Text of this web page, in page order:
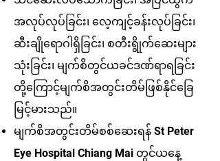
အလုပ်လုပ်ခြင်း၊ လေ့ကျင့်ခန်းလုပ်ခြင်း၊
ဆီးချိုရောဂါရှိခြင်း၊ စတီးရွိုက်ဆေးများ
သုံးခြင်း၊ မျက်စိတွင်ယခင်ဒဏ်ရာရခြင်း
တို့ကြောင့်မျက်စိအတွင်းတိမ်ဖြစ်နိုင်ခြေ
မြင့်မားသည်။
မျက်စိအတွင်းတိမ်စစ်ဆေးရန် St Peter
Eye Hospital Chiang Mai တွင်ယနေ့